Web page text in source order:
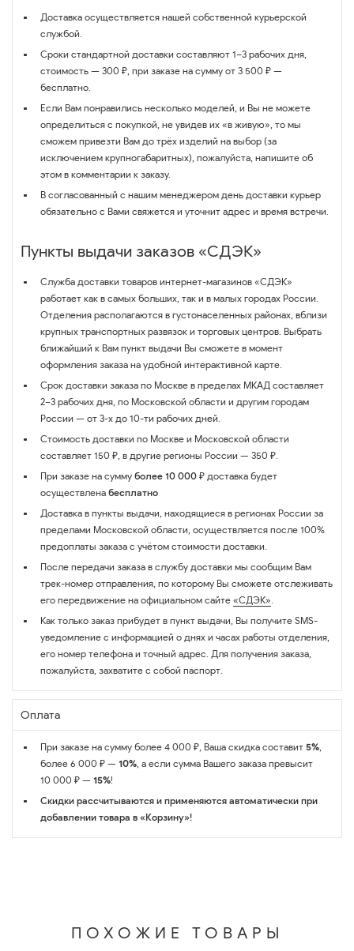
Доставка осуществляется нашей собственной курьерской
службой.
Сроки стандартной доставки составляют 1–3 рабочих дня,
стоимость — 300 ₽, при заказе на сумму от 3 500 ₽ —
бесплатно.
Если Вам понравились несколько моделей, и Вы не можете
определиться с покупкой, не увидев их «в живую», то мы
сможем привезти Вам до трёх изделий на выбор (за
исключением крупногабаритных), пожалуйста, напишите об
этом в комментарии к заказу.
В согласованный с нашим менеджером день доставки курьер
обязательно с Вами свяжется и уточнит адрес и время встречи.
Пункты выдачи заказов «СДЭК»
Служба доставки товаров интернет-магазинов «СДЭК»
работает как в самых больших, так и в малых городах России.
Отделения располагаются в густонаселенных районах, вблизи
крупных транспортных развязок и торговых центров. Выбрать
ближайший к Вам пункт выдачи Вы сможете в момент
оформления заказа на удобной интерактивной карте.
Срок доставки заказа по Москве в пределах МКАД составляет
2–3 рабочих дня, по Московской области и другим городам
России — от 3-х до 10-ти рабочих дней.
Стоимость доставки по Москве и Московской области
составляет 150 ₽, в другие регионы России — 350 ₽.
При заказе на сумму более 10 000 ₽ доставка будет
осуществлена бесплатно
Доставка в пункты выдачи, находящиеся в регионах России за
пределами Московской области, осуществляется после 100%
предоплаты заказа с учётом стоимости доставки.
После передачи заказа в службу доставки мы сообщим Вам
трек-номер отправления, по которому Вы сможете отслеживать
его передвижение на официальном сайте «СДЭК».
Как только заказ прибудет в пункт выдачи, Вы получите SMS-
уведомление с информацией о днях и часах работы отделения,
его номер телефона и точный адрес. Для получения заказа,
пожалуйста, захватите с собой паспорт.
Оплата
При заказе на сумму более 4 000 ₽, Ваша скидка составит 5%,
более 6 000 ₽ — 10%, а если сумма Вашего заказа превысит
10 000 ₽ — 15%!
Скидки рассчитываются и применяются автоматически при
добавлении товара в «Корзину»!
ПОХОЖИЕ ТОВАРЫ